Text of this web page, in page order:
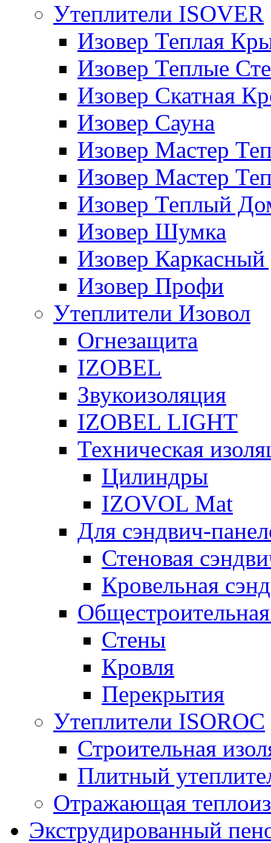
Утеплители ISOVER
Изовер Теплая
Изовер Теплые
Изовер Скатная
Изовер Сауна
Изовер Мастер
Изовер Мастер
Изовер Теплый
Изовер Шумка
Изовер
Изовер Профи
Утеплители Изовол
Огнезащита
IZOBEL
Звукоизоляция
IZOBEL LIGHT
Техническая
Цилиндры
IZOVOL Mat
Для сэндвич-
Стеновая
Кровельная
Стены
Кровля
Перекрытия
Утеплители ISOROC
Строительная
Плитный
Отражающая
Экструдированный